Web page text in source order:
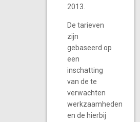
2013.
De tarieven
zijn
gebaseerd op
een
inschatting
van de te
verwachten
werkzaamheden
en de hierbij